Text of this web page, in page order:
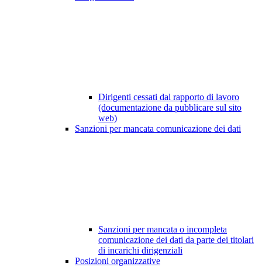
Dirigenti cessati dal rapporto di lavoro
(documentazione da pubblicare sul sito
web)
Sanzioni per mancata comunicazione dei dati
Sanzioni per mancata o incompleta
comunicazione dei dati da parte dei titolari
di incarichi dirigenziali
Posizioni organizzative